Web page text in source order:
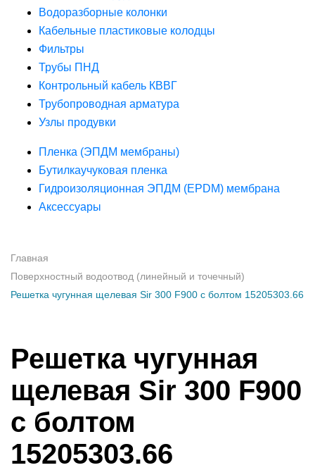
Водоразборные колонки
Кабельные пластиковые колодцы
Фильтры
Трубы ПНД
Контрольный кабель КВВГ
Трубопроводная арматура
Узлы продувки
Пленка (ЭПДМ мембраны)
Бутилкаучуковая пленка
Гидроизоляционная ЭПДМ (EPDM) мембрана
Аксессуары
Главная
Поверхностный водоотвод (линейный и точечный)
Решетка чугунная щелевая Sir 300 F900 с болтом 15205303.66
Решетка чугунная
щелевая Sir 300 F900
с болтом
15205303.66